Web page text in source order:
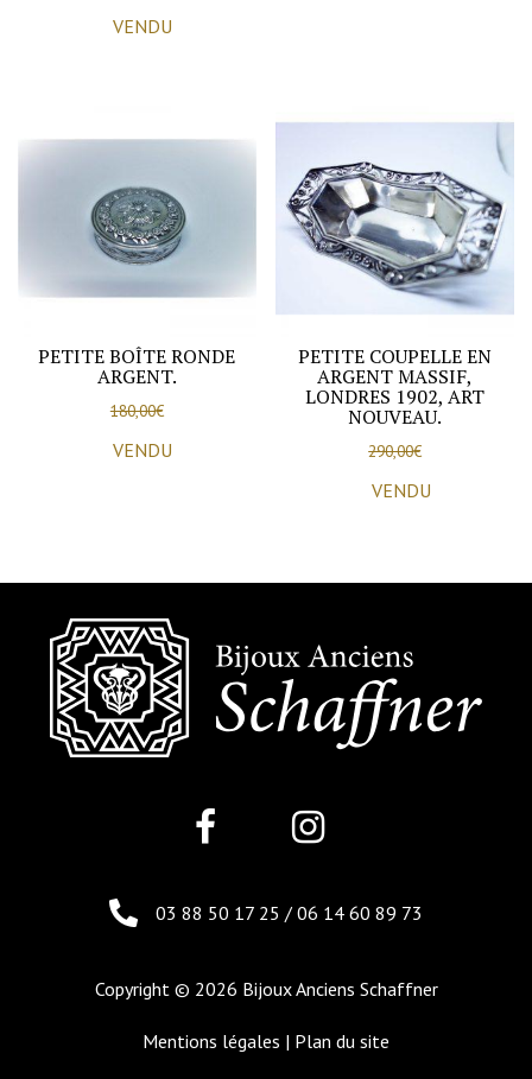
VENDU
PETITE BOÎTE RONDE
ARGENT.
180,00€
VENDU
PETITE COUPELLE EN
ARGENT MASSIF,
LONDRES 1902, ART
NOUVEAU.
290,00€
VENDU
03 88 50 17 25 / 06 14 60 89 73
Copyright © 2026 Bijoux Anciens Schaffner
Mentions légales | Plan du site